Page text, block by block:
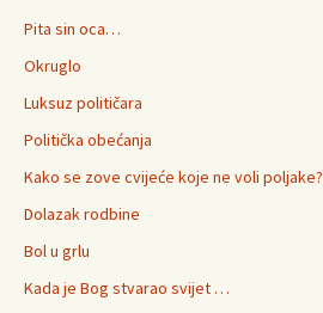
Pita sin oca…
Okruglo
Luksuz političara
Politička obećanja
Kako se zove cvijeće koje ne voli poljake?
Dolazak rodbine
Bol u grlu
Kada je Bog stvarao svijet …